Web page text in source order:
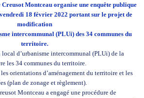
Montceau organise une enquête publique
18 février 2022 portant sur le projet de
modification
intercommunal (PLUi) des 34 communes du
territoire.
d’urbanisme intercommunal (PLUi) de la
les 34 communes du territoire.
orientations d’aménagement du territoire et les
(plan de zonage et règlement).
Montceau a engagé une procédure de